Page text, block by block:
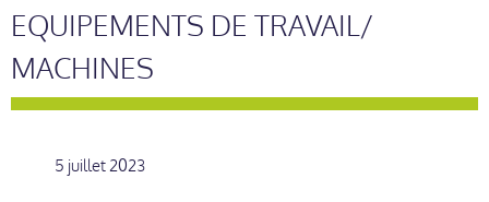
EQUIPEMENTS DE TRAVAIL/
MACHINES
5 juillet 2023